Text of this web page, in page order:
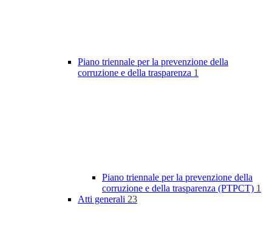
Piano triennale per la prevenzione della
corruzione e della trasparenza 1
Piano triennale per la prevenzione della
corruzione e della trasparenza (PTPCT) 1
Atti generali 23